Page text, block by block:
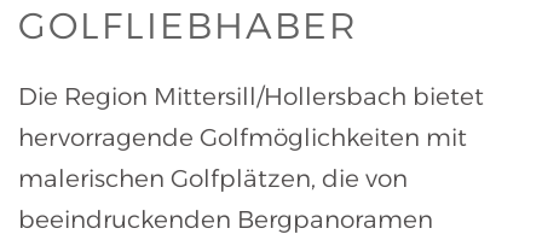
GOLFLIEBHABER
Die Region Mittersill/Hollersbach bietet
hervorragende Golfmöglichkeiten mit
malerischen Golfplätzen, die von
beeindruckenden Bergpanoramen